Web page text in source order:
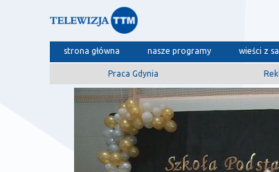
strona główna nasze programy wieści z
Praca Gdynia